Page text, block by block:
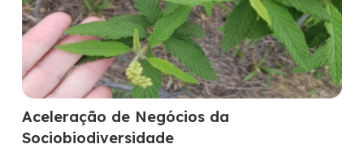
Aceleração de Negócios da
Sociobiodiversidade